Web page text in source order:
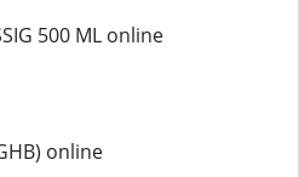
500 ML online
online